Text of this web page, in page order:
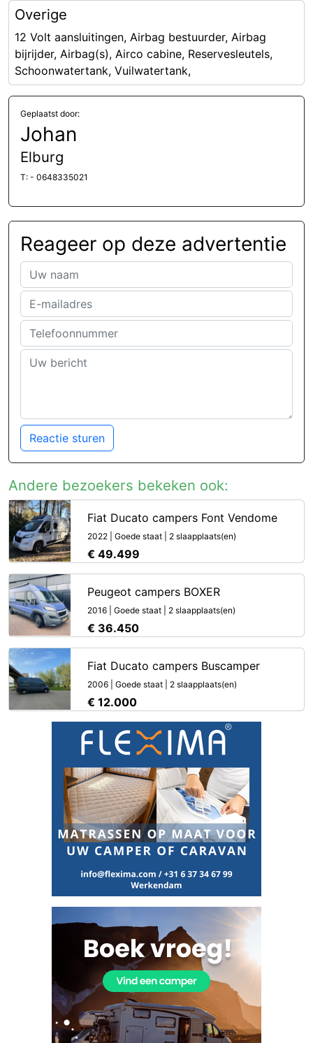
Overige
12 Volt aansluitingen, Airbag bestuurder, Airbag
bijrijder, Airbag(s), Airco cabine, Reservesleutels,
Schoonwatertank, Vuilwatertank,
Geplaatst door:
Johan
Elburg
T: - 0648335021
Reageer op deze advertentie
Reactie sturen
Andere bezoekers bekeken ook:
Fiat Ducato campers Font Vendome
2022 | Goede staat | 2 slaapplaats(en)
€ 49.499
Peugeot campers BOXER
2016 | Goede staat | 2 slaapplaats(en)
€ 36.450
Fiat Ducato campers Buscamper
2006 | Goede staat | 2 slaapplaats(en)
€ 12.000